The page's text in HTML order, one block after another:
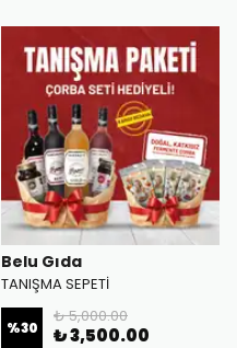
Belu Gıda
TANIŞMA SEPETİ
%30
₺ 5,000.00
₺ 3,500.00